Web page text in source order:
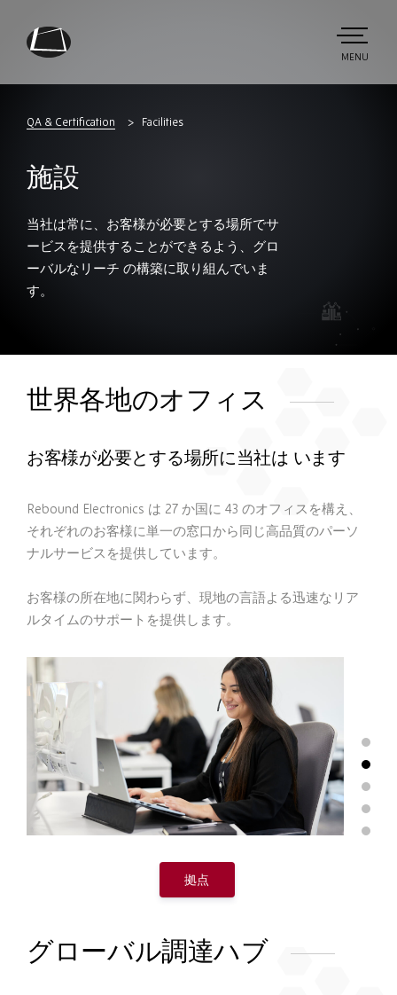
Electronics
TOGGLE
MENU
QA & Certification Facilities
施設
当社は常に、お客様が必要とする場所でサ
ービスを提供することができるよう、グロ
ーバルなリーチ の構築に取り組んでいま
す。
世界各地のオフィス
お客様が必要とする場所に当社は います
Rebound Electronics は 27 か国に 43 のオフィスを構え、
それぞれのお客様に単一の窓口から同じ高品質のパーソ
ナルサービスを提供しています。
お客様の所在地に関わらず、現地の言語よる迅速なリア
ルタイムのサポートを提供します。
拠点
グローバル調達ハブ